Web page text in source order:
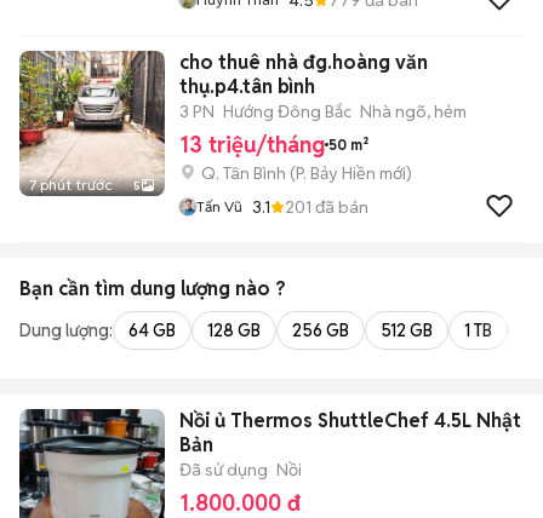
7 phút trước 5
cho thuê nhà đg.hoàng văn
thụ.p4.tân bình
3 PN Hướng Đông Bắc Nhà ngõ, hẻm
13 triệu/tháng 50 m²
Q. Tân Bình (P. Bảy Hiền mới)
Tấn Vũ 3.1 201 đã bán
Bạn cần tìm dung lượng nào ?
Dung lượng: 64 GB 128 GB 256 GB 512 GB 1 TB
Nồi ủ Thermos ShuttleChef 4.5L Nhật
Bản
Đã sử dụng Nồi
1.800.000 đ